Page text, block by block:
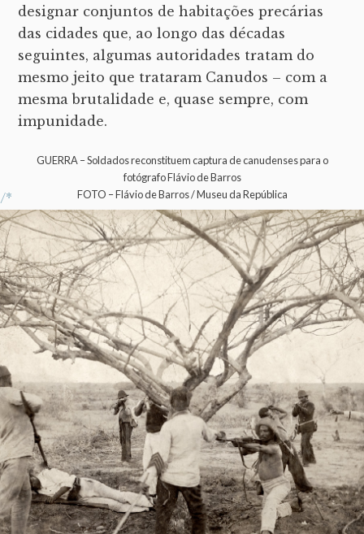
designar conjuntos de habitações precárias
das cidades que, ao longo das décadas
seguintes, algumas autoridades tratam do
mesmo jeito que trataram Canudos – com a
mesma brutalidade e, quase sempre, com
impunidade.
/*
GUERRA – Soldados reconstituem captura de canudenses para o
fotógrafo Flávio de Barros
FOTO – Flávio de Barros / Museu da República
SAIBA MAIS
Livros
A Dinâmica dos Nomes na Cidade de São Paulo.
Maria Vicentina de Paula do Amaral Dick.
Annablume, 1997.
No Calor da Hora. Walnice Nogueira Galvão.
Ática, 1974.
Os Sertões. Euclides da Cunha. Várias editoras.
Tempo estimado de leitura:7 minutos